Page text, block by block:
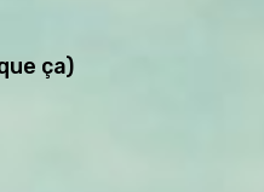
ça)